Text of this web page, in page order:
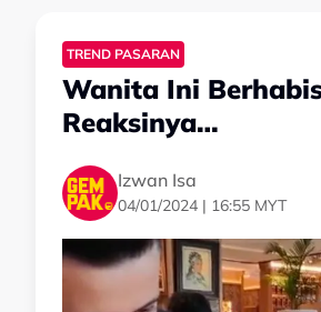
TREND PASARAN
Wanita Ini
Reaksinya…
Izwan Isa
04/01/2024 | 16:55 MYT